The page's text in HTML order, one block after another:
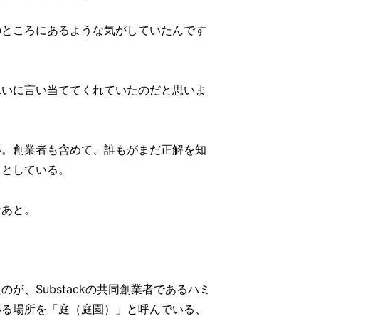
ころにあるような気がしていたんです
に言い当ててくれていたのだと思いま
創業者も含めて、誰もがまだ正解を知
している。
と。
が、Substackの共同創業者であるハミ
場所を「庭（庭園）」と呼んでいる、